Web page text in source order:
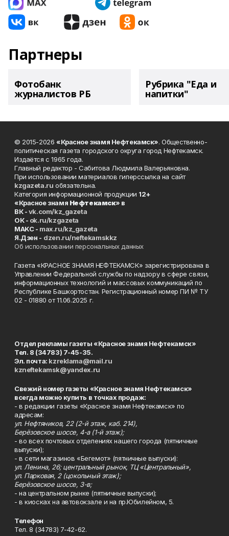
Партнеры
Фотобанк
журналистов РБ
Рубрика "Еда и
напитки"
© 2015-2026 «Красное знамя Нефтекамск». Общественно-
политическая газета городского округа город Нефтекамск.
Издаётся с 1965 года.
Главный редактор - Сабитова Людмила Валерьяновна.
При использовании материалов гиперссылка на сайт
kzgazeta.ru обязательна.
Категория информационной продукции 12+
«Красное знамя Нефтекамск» в
ВК -vk.com/kz_gazeta
ОК - ok.ru/kzgazeta
MAKC - max.ru/kz_gazeta
Я.Дзен - dzen.ru/neftekamskkz
Об использовании персональных данных
Газета «КРАСНОЕ ЗНАМЯ НЕФТЕКАМСК» зарегистрирована в
Управлении Федеральной службы по надзору в сфере связи,
информационных технологий и массовых коммуникаций по
Республике Башкортостан. Регистрационный номер ПИ № ТУ
02 - 01880 от 11.06.2025 г.
Отдел рекламы газеты «Красное знамя Нефтекамск»
Тел. 8 (34783) 7-45-35.
Эл. почта: kzreklama@mail.ru
kzneftekamsk@yandex.ru
Свежий номер газеты «Красное знамя Нефтекамск»
всегда можно купить в точках продаж:
- в редакции газеты «Красное знамя Нефтекамск» по
адресам:
ул. Нефтяников, 22 (2-й этаж, каб. 214),
Берёзовское шоссе, 4-а (1-й этаж);
- во всех почтовых отделениях нашего города (пятничные
выпуски);
- в сети магазинов «Бегемот» (пятничные выпуски):
ул. Ленина, 26; центральный рынок, ТЦ «Центральный»,
ул. Парковая, 2 (цокольный этаж);
Берёзовское шоссе, 3-в;
- на центральном рынке (пятничные выпуски);
- в киосках на автовокзале и на пр.Юбилейном, 5.
Телефон
Тел. 8 (34783) 7-42-62.